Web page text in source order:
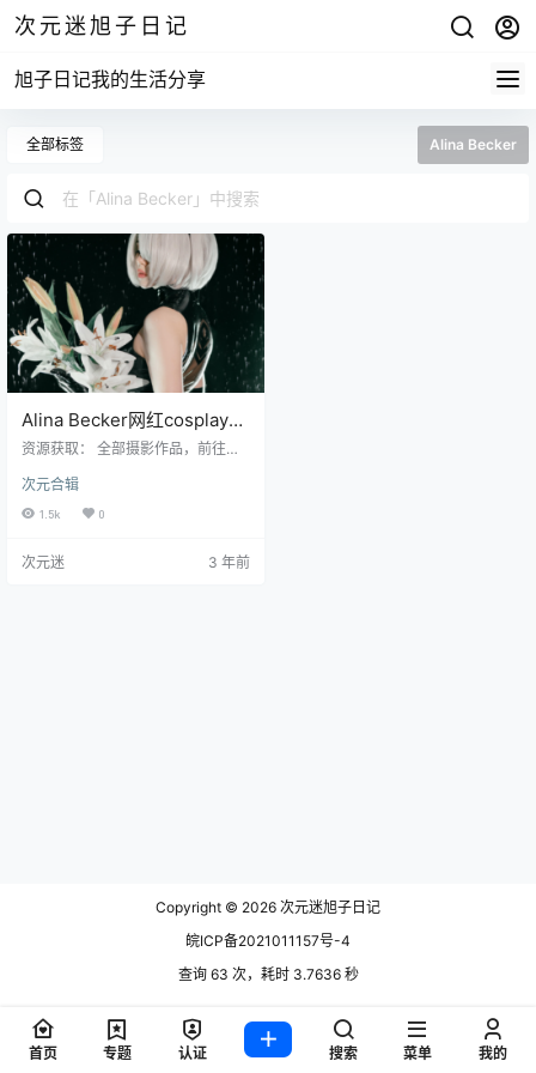
次元迷旭子日记
旭子日记我的生活分享
全部标签 Alina Becker
Alina Becker网红cosplay模
特写真资源下载
资源获取： 全部摄影作品，前往获
ecker - NO.01.2B小姐姐[50P91M]
Alina Becker - NO.02Mashu Kyriel
NO.04绳艺[35P20M] Alina Becker
次元合辑
1.5k 0
次元迷 3 年前
Copyright © 2026 次元迷旭子日记
皖ICP备2021011157号-4
查询 63 次，耗时 3.7636 秒
首页 专题 认证 搜索 菜单 我的